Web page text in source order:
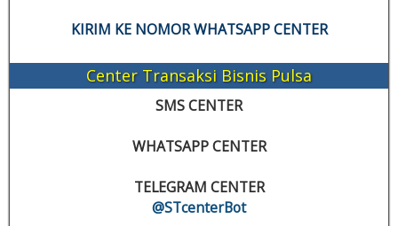
KIRIM KE NOMOR WHATSAPP CENTER
Center Transaksi Bisnis Pulsa
SMS CENTER
WHATSAPP CENTER
TELEGRAM CENTER
@STcenterBot